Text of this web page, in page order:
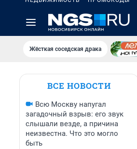
Жёсткая соседская драка
ВСЕ НОВОСТИ
Всю Москву напугал
загадочный взрыв: его звук
слышали везде, а причина
неизвестна. Что это могло
быть